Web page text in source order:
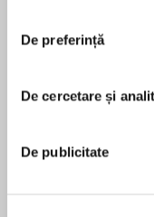
De preferință
De cercetare și
De publicitate
Au trecut patru
Madrid unde
din Otello, un
întâlnit pentru
dată pe
În acest